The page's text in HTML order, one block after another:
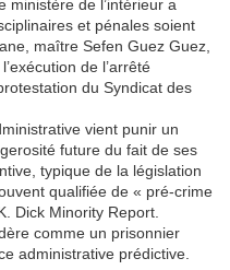
ministère de l’intérieur a
et pénales soient
maître Sefen Guez Guez,
de l’arrêté
du Syndicat des
vient punir un
future du fait de ses
typique de la législation
qualifiée de « pré-crime
Dick Minority Report.
comme un prisonnier
administrative prédictive.